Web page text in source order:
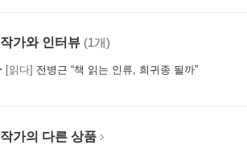
작가와 인터뷰 (1개)
[읽다] 전병근 “책 읽는 인류, 희귀종 될까”
작가의 다른 상품